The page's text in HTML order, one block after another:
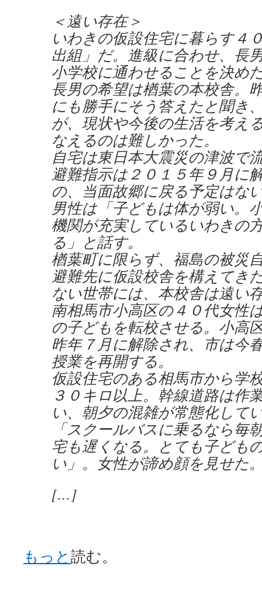
＜遠い存在＞
いわきの仮設住宅に暮らす４
出組」だ。進級に合わせ、長
小学校に通わせることを決め
長男の希望は楢葉の本校舎。
にも勝手にそう答えたと聞き
が、現状や今後の生活を考え
なえるのは難しかった。
自宅は東日本大震災の津波で
避難指示は２０１５年９月に
の、当面故郷に戻る予定はな
男性は「子どもは体が弱い。
機関が充実しているいわきの
る」と話す。
楢葉町に限らず、福島の被災
避難先に仮設校舎を構えてき
ない世帯には、本校舎は遠い
南相馬市小高区の４０代女性
の子どもを転校させる。小高
昨年７月に解除され、市は今
授業を再開する。
仮設住宅のある相馬市から学
３０キロ以上。幹線道路は作
い、朝夕の混雑が常態化して
「スクールバスに乗るなら毎
宅も遅くなる。とても子ども
い」。女性が諦め顔を見せた
[…]
もっと読む。